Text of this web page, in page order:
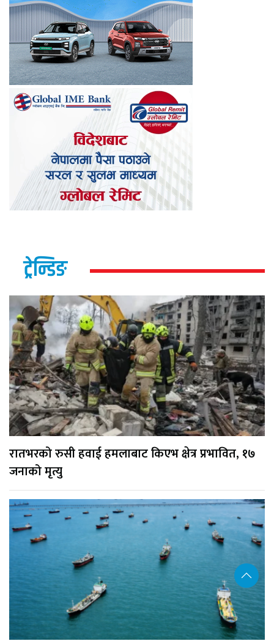
ट्रेन्डिङ
रातभरको रुसी हवाई हमलाबाट किएभ क्षेत्र प्रभावित, १७
जनाको मृत्यु